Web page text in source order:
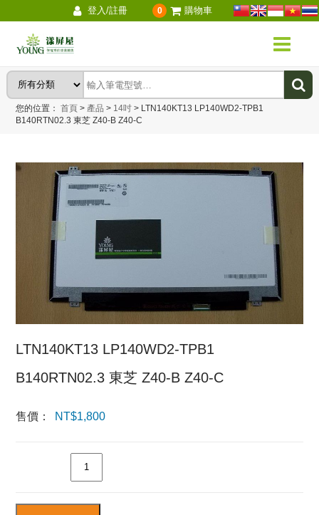
登入/註冊 0 購物車
您的位置：首頁 > 產品 > 14吋 > LTN140KT13 LP140WD2-TPB1
B140RTN02.3 東芝 Z40-B Z40-C
LTN140KT13 LP140WD2-TPB1
B140RTN02.3 東芝 Z40-B Z40-C
售價： NT$1,800